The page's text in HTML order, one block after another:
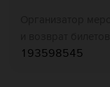
193598545